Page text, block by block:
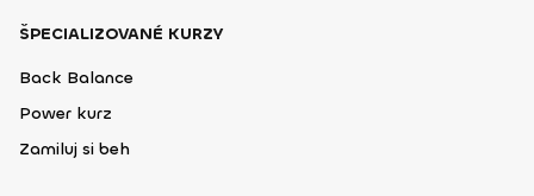
ŠPECIALIZOVANÉ KURZY
Back Balance
Power kurz
Zamiluj si beh